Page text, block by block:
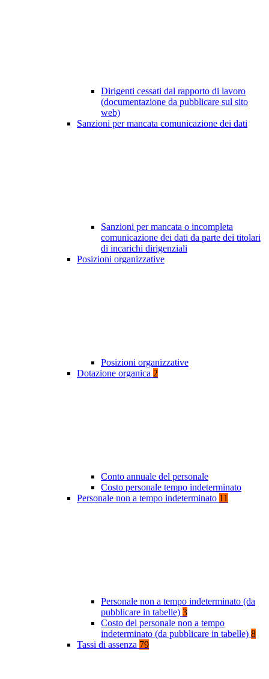
Dirigenti cessati dal rapporto di lavoro
(documentazione da pubblicare sul sito
web)
Sanzioni per mancata comunicazione dei dati
Sanzioni per mancata o incompleta
comunicazione dei dati da parte dei titolari
di incarichi dirigenziali
Posizioni organizzative
Posizioni organizzative
Dotazione organica 2
Conto annuale del personale
Costo personale tempo indeterminato
Personale non a tempo indeterminato 11
Personale non a tempo indeterminato (da
pubblicare in tabelle) 3
Costo del personale non a tempo
indeterminato (da pubblicare in tabelle) 8
Tassi di assenza 79